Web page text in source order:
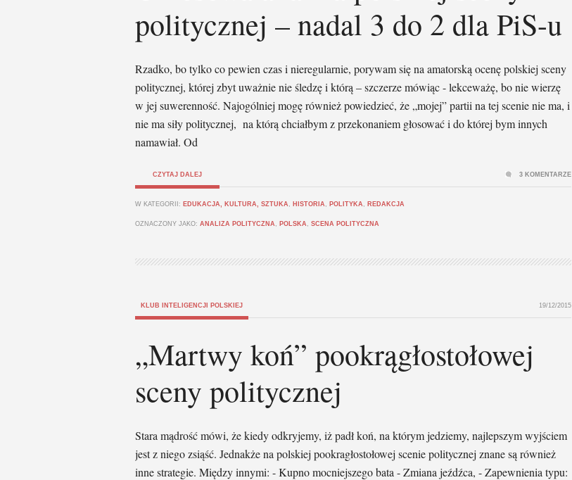
politycznej – nadal 3 do 2 dla PiS-u
Rzadko, bo tylko co pewien czas i nieregularnie, porywam się na amatorską ocenę polskiej sceny
politycznej, której zbyt uważnie nie śledzę i którą – szczerze mówiąc - lekceważę, bo nie wierzę
w jej suwerenność. Najogólniej mogę również powiedzieć, że „mojej” partii na tej scenie nie ma, i
nie ma siły politycznej, na którą chciałbym z przekonaniem głosować i do której bym innych
namawiał. Od
CZYTAJ DALEJ
W KATEGORII: EDUKACJA, KULTURA, SZTUKA , HISTORIA , POLITYKA , REDAKCJA
OZNACZONY JAKO: ANALIZA POLITYCZNA , POLSKA , SCENA POLITYCZNA
3 KOMENTARZE
KLUB INTELIGENCJI POLSKIEJ 19/12/2015
„Martwy koń” pookrągłostołowej
sceny politycznej
Stara mądrość mówi, że kiedy odkryjemy, iż padł koń, na którym jedziemy, najlepszym wyjściem
jest z niego zsiąść. Jednakże na polskiej pookragłostołowej scenie politycznej znane są również
inne strategie. Między innymi: - Kupno mocniejszego bata - Zmiana jeźdźca, - Zapewnienia typu: